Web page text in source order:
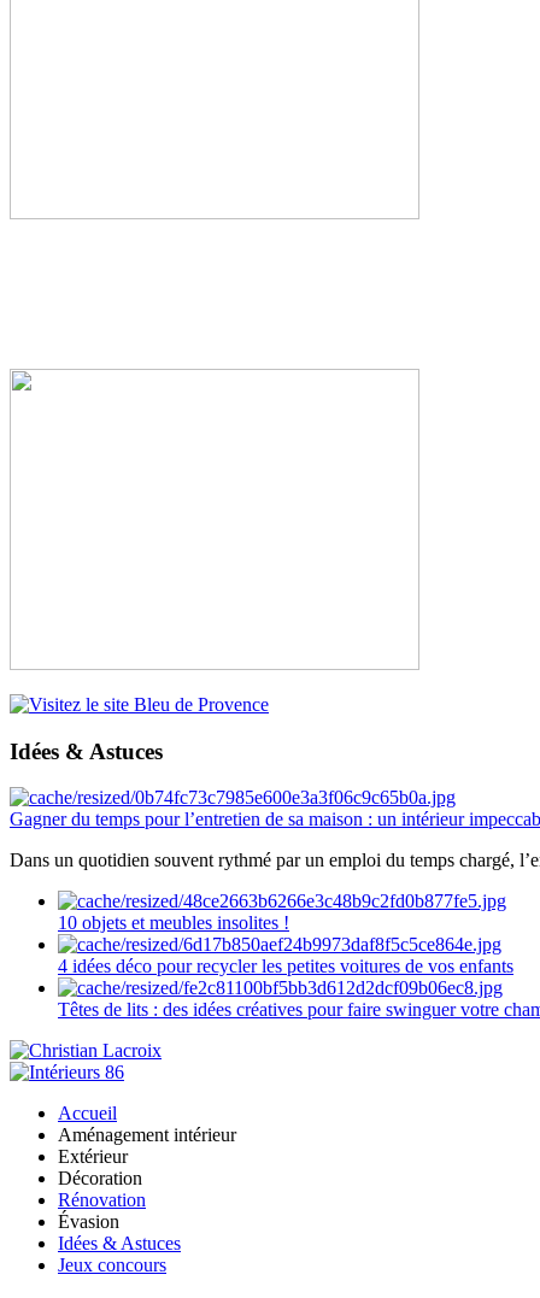
Idées & Astuces
Gagner du temps pour l’entretien de sa maison : un intérieur
Dans un quotidien souvent rythmé par un emploi du temps chargé,
10 objets et meubles insolites !
4 idées déco pour recycler les petites voitures de vos enfants
Têtes de lits : des idées créatives pour faire swinguer votre
Accueil
Aménagement intérieur
Extérieur
Décoration
Rénovation
Évasion
Idées & Astuces
Jeux concours